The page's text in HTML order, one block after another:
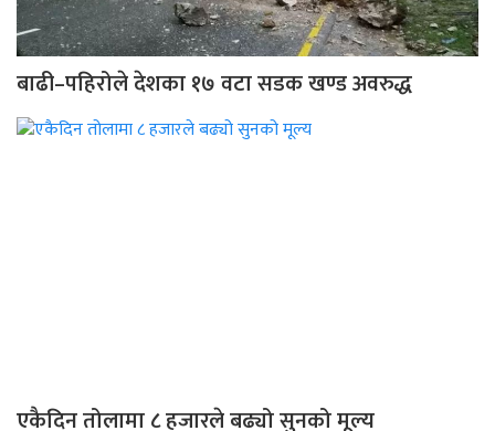
बाढी–पहिरोले देशका १७ वटा सडक खण्ड अवरुद्ध
एकैदिन तोलामा ८ हजारले बढ्यो सुनको मूल्य